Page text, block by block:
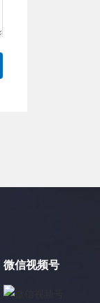
微信视频号